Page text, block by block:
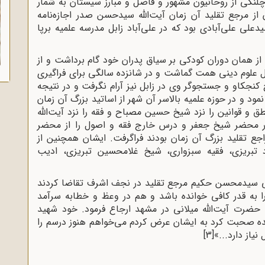
مرجع تقلید آن زمان آیت‌اللّه سیدحسن صدر اجازه‌نامه
على‌آبادى بود که در على‌آباد زابل مدرسه علمیه برپا
همان دوران کودکى بر سیاق پدران خود گام برداشت و از
علوم دینى همت گماشت و در شانزده سالگى براى فراگیرى
و جستجوگر وى در زابل نیز آرام نگرفت و در نتیجه
و در حوزه علمیه بالاسر آن شهر از اساتید بزرگ آن زمان
و قوانین را نزد شیخ حسین مصباح و فقه را نزد آیت‌اللّه
محضر شیخ جعفر و درس خارج فقه و اصول را از محضر
تقلید بزرگ آن زمان بودند فراگرفت. ایشان همچنین از
فقیه سبزوارى، شیخ غلامحسین تبریزى، ادیب
العظمی سیدمحسن حکیم مرجع تقلید در نجف اشرف تقاضا کردند
به قدر کافى خوانده باشد و هم در وعظ و خطابه سرآمد
آیت‌اللّه میلانى در مشهد ارجاع فرمود. خود شهید
صحبت کرد به ایشان عرض کردم مى‌خواهم هنوز درسم را
دارد...»[3]